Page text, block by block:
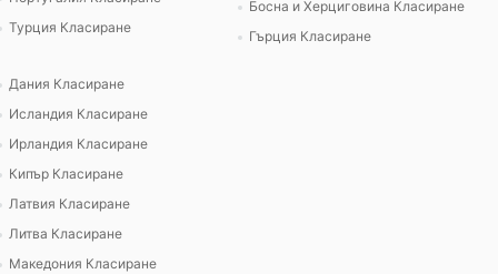
Турция Класиране
Босна и Херциговина Класиране
Гърция Класиране
Дания Класиране
Исландия Класиране
Ирландия Класиране
Кипър Класиране
Латвия Класиране
Литва Класиране
Македония Класиране